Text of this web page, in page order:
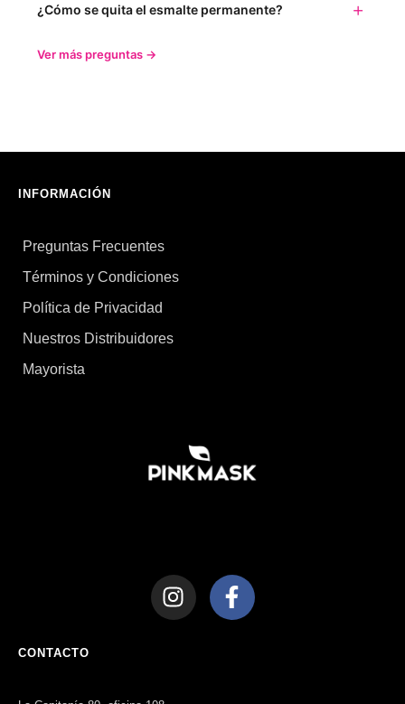
¿Cómo se quita el esmalte permanente?
Ver más preguntas →
INFORMACIÓN
Preguntas Frecuentes
Términos y Condiciones
Política de Privacidad
Nuestros Distribuidores
Mayorista
CONTACTO